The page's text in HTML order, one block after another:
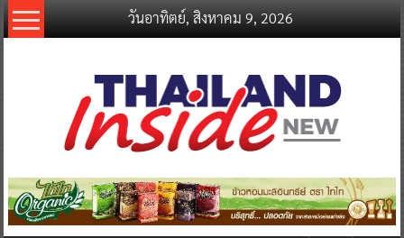
Skip
to
วันอาทิตย์, สิงหาคม 9, 2026
thailandinsidenew.com
Thailand